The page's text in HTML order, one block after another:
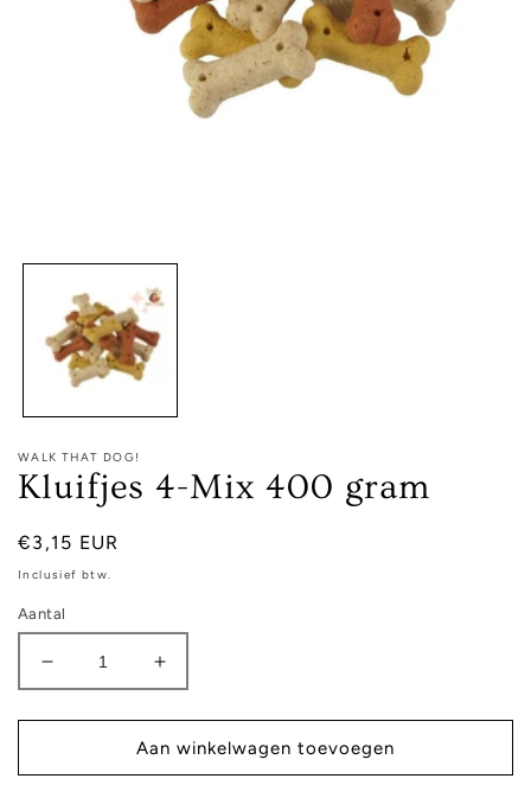
modaal
WALK THAT DOG!
Kluifjes 4-Mix 400 gram
Normale
prijs
€3,15 EUR
Inclusief btw.
Aantal
Aantal
verlagen
voor
4-
Aantal
verhogen
voor
Kluifjes
4-
Aan winkelwagen toevoegen